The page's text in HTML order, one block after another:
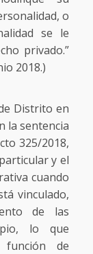
o
se le
privado.”
2018.)
Distrito en
la sentencia
325/2018,
y el
cuando
vinculado,
de las
lo que
de